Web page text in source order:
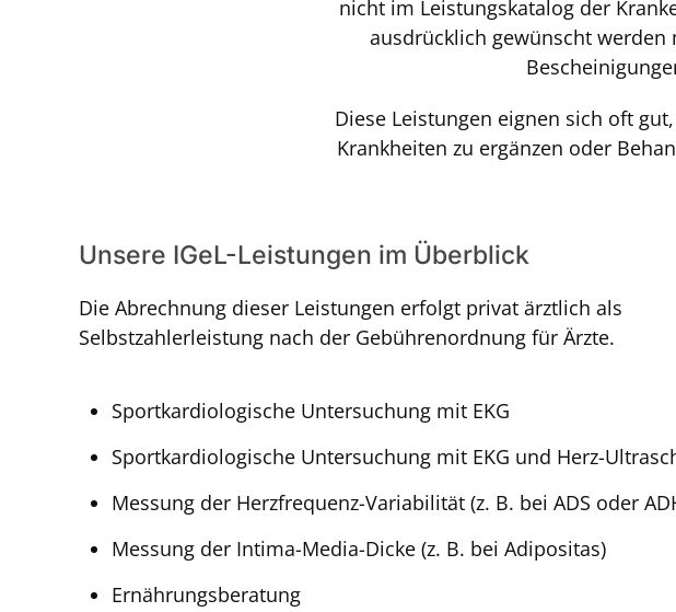
nicht im Leistungskatalog der
ausdrücklich gewünscht werden
Diese Leistungen eignen sich oft
Krankheiten zu ergänzen oder
Unsere IGeL-Leistungen im Überblick
Die Abrechnung dieser Leistungen erfolgt privat ärztlich als
Selbstzahlerleistung nach der Gebührenordnung für Ärzte.
Sportkardiologische Untersuchung mit EKG
Sportkardiologische Untersuchung mit EKG und Herz-
Messung der Herzfrequenz-Variabilität (z. B. bei ADS oder
Messung der Intima-Media-Dicke (z. B. bei Adipositas)
Ernährungsberatung